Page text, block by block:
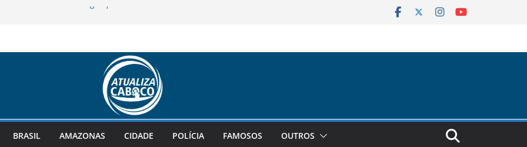
boiando em igarapé da zona
prefeito de Juruá, amplia força de
no cenário político do interior
morre após colisão frontal com van
R$ 135 milhões; confira as dezenas
BRASIL AMAZONAS CIDADE POLÍCIA FAMOSOS OUTROS